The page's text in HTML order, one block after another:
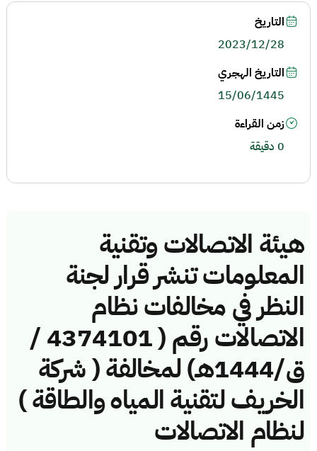
هيئة الاتصالات وتقنية
المعلومات تنشر قرار لجنة
النظر في مخالفات نظام
الاتصالات رقم ( 4374101 /
ق/1444هـ) لمخالفة ( شركة
الخريف لتقنية المياه والطاقة )
لنظام الاتصالات
التاريخ
2023/12/28
التاريخ الهجري
15/06/1445
زمن القراءة
0 دقيقة